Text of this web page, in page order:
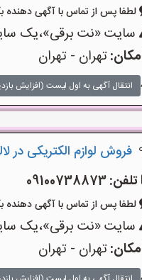
لطفا پس از تماس با آگهی دهنده
سایت «نت برقی»،یک
مکان:تهران - تهران
انتقال آگهی به اول لیست (افزایش
فروش لوازم الکتریکی در
تلفن:09100738873
لطفا پس از تماس با آگهی دهنده
سایت «نت برقی»،یک
مکان:تهران - تهران